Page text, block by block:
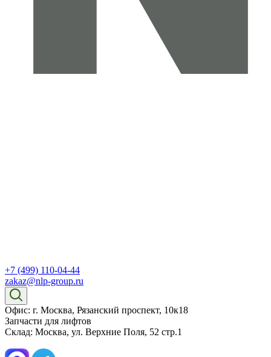
+7 (499) 110-04-44
zakaz@nlp-group.ru
Офис: г. Москва, Рязанский проспект, 10к18
Запчасти для лифтов
Склад: Москва, ул. Верхние Поля, 52 стр.1